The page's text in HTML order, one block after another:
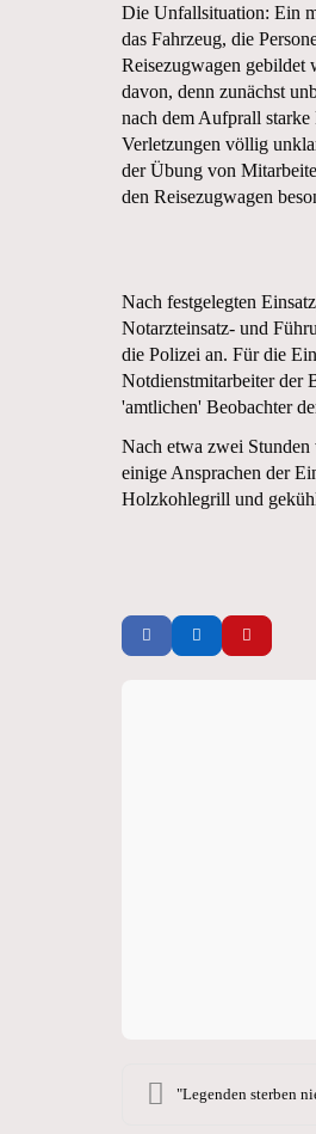
Die Unfallsituation: Ein
das Fahrzeug, die
Reisezugwagen
davon, denn zunächst
nach dem Aufprall
Verletzungen völlig
der Übung von
den Reisezugwagen
Nach festgelegten
Notarzteinsatz- und
die Polizei an. Für die
Notdienstmitarbeiter der
'amtlichen' Beobachter
Nach etwa zwei Stunden
einige Ansprachen der
Holzkohlegrill und
"Legenden sterben